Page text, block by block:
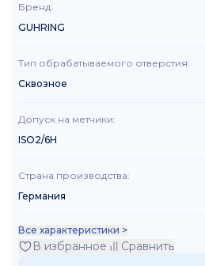
Бренд:
GUHRING
Тип обрабатываемого отверстия:
Сквозное
Допуск на метчики:
ISO2/6H
Страна производства:
Германия
Все характеристики >
В избранное Сравнить